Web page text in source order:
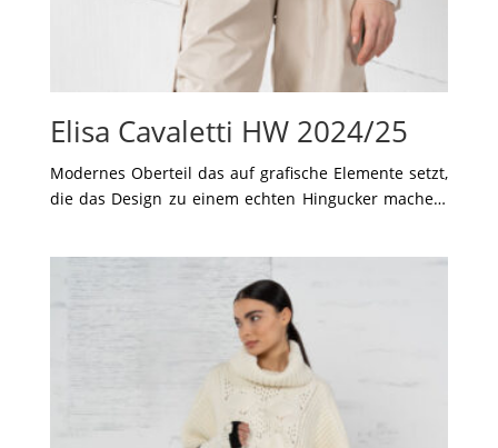
Elisa Cavaletti HW 2024/25
Modernes Oberteil das auf grafische Elemente setzt,
die das Design zu einem echten Hingucker machen.
Touch, während die asymmetrischen Details an den
Ärmeln das Gesamtbild abrunden. Der fließende
Schnitt sorgt für eine entspannte Silhouette, die
perfekt zu den lässigen Hosen passt. Ein modisches
Statement für alle, die Kunst und Mode gekonnt
miteinander verbinden möchten.